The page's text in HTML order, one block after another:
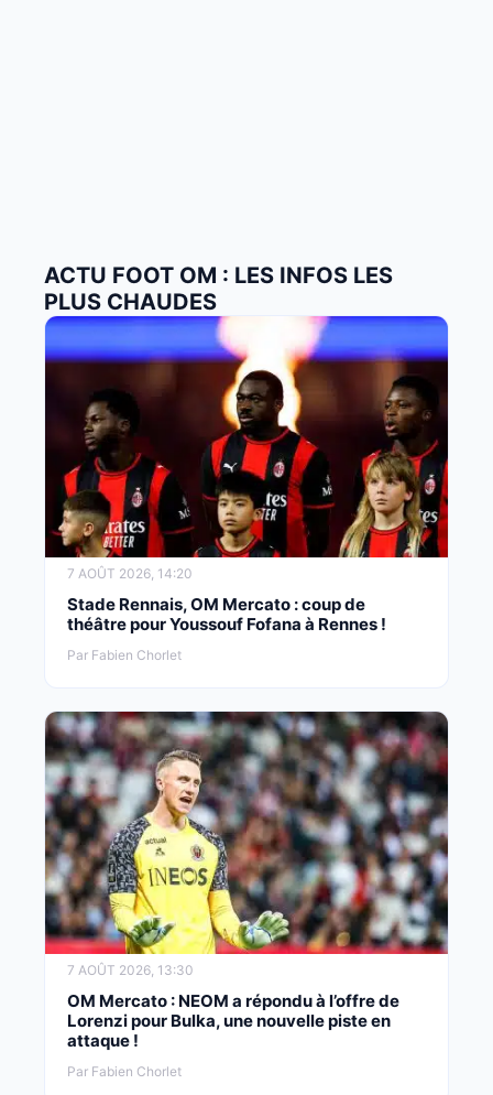
ACTU FOOT OM : LES INFOS LES
PLUS CHAUDES
7 AOÛT 2026, 14:20
Stade Rennais, OM Mercato : coup de
théâtre pour Youssouf Fofana à Rennes !
Par Fabien Chorlet
7 AOÛT 2026, 13:30
OM Mercato : NEOM a répondu à l’offre de
Lorenzi pour Bulka, une nouvelle piste en
attaque !
Par Fabien Chorlet